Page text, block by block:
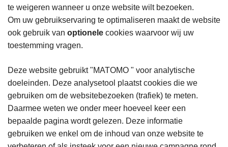
te weigeren wanneer u onze website wilt bezoeken.
Om uw gebruikservaring te optimaliseren maakt de website
ook gebruik van optionele cookies waarvoor wij uw
toestemming vragen.
Deze website gebruikt "MATOMO " voor analytische
doeleinden. Deze analysetool plaatst cookies die we
gebruiken om de websitebezoeken (trafiek) te meten.
Daarmee weten we onder meer hoeveel keer een
bepaalde pagina wordt gelezen. Deze informatie
gebruiken we enkel om de inhoud van onze website te